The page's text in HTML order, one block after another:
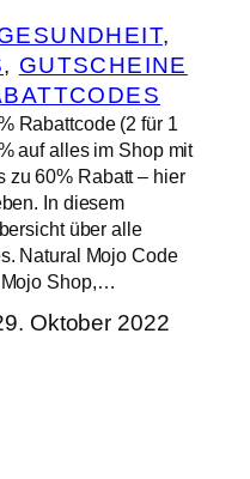
, GUTSCHEINE
Rabattcode (2 für 1
auf alles im Shop mit
zu 60% Rabatt – hier
In diesem
über alle
Natural Mojo Code
Mojo Shop,…
Oktober 2022